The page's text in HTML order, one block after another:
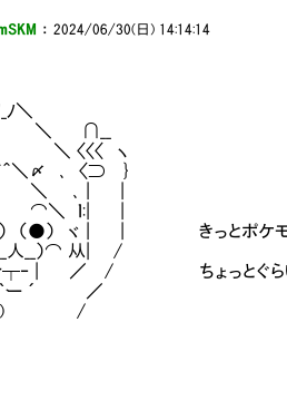
：2024/06/30(日) 14:14:14
〈 ヽ
〆 ､ 〈⊃ }
､ | |
ｌ:| |
| | きっとポケモン図鑑
）⌒ 从| /
っとぐらい見せても
´ ／
_) /